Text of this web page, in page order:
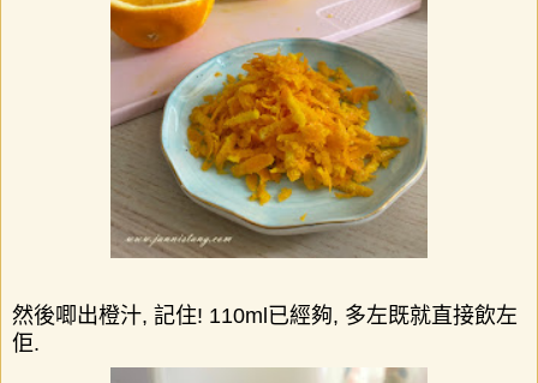
然後唧出橙汁, 記住! 110ml 已經夠, 多左既就直接飲左
佢.